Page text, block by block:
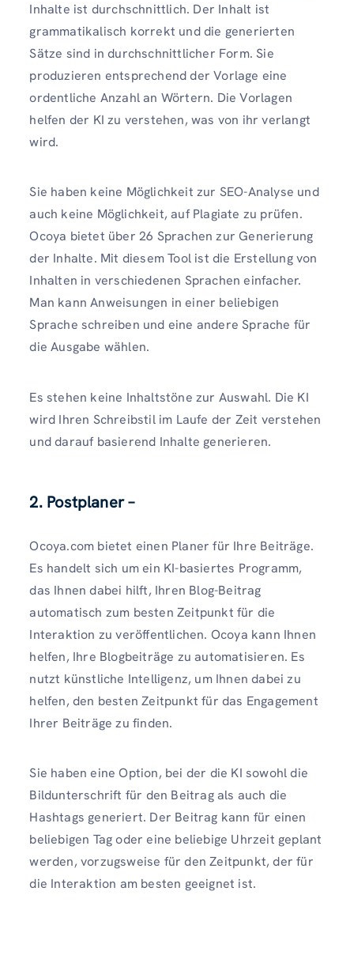
Inhalte ist durchschnittlich. Der Inhalt ist
grammatikalisch korrekt und die generierten
Sätze sind in durchschnittlicher Form. Sie
produzieren entsprechend der Vorlage eine
ordentliche Anzahl an Wörtern. Die Vorlagen
helfen der KI zu verstehen, was von ihr verlangt
wird.
Sie haben keine Möglichkeit zur SEO-Analyse und
auch keine Möglichkeit, auf Plagiate zu prüfen.
Ocoya bietet über 26 Sprachen zur Generierung
der Inhalte. Mit diesem Tool ist die Erstellung von
Inhalten in verschiedenen Sprachen einfacher.
Man kann Anweisungen in einer beliebigen
Sprache schreiben und eine andere Sprache für
die Ausgabe wählen.
Es stehen keine Inhaltstöne zur Auswahl. Die KI
wird Ihren Schreibstil im Laufe der Zeit verstehen
und darauf basierend Inhalte generieren.
2. Postplaner –
Ocoya.com bietet einen Planer für Ihre Beiträge.
Es handelt sich um ein KI-basiertes Programm,
das Ihnen dabei hilft, Ihren Blog-Beitrag
automatisch zum besten Zeitpunkt für die
Interaktion zu veröffentlichen. Ocoya kann Ihnen
helfen, Ihre Blogbeiträge zu automatisieren. Es
nutzt künstliche Intelligenz, um Ihnen dabei zu
helfen, den besten Zeitpunkt für das Engagement
Ihrer Beiträge zu finden.
Sie haben eine Option, bei der die KI sowohl die
Bildunterschrift für den Beitrag als auch die
Hashtags generiert. Der Beitrag kann für einen
beliebigen Tag oder eine beliebige Uhrzeit geplant
werden, vorzugsweise für den Zeitpunkt, der für
die Interaktion am besten geeignet ist.